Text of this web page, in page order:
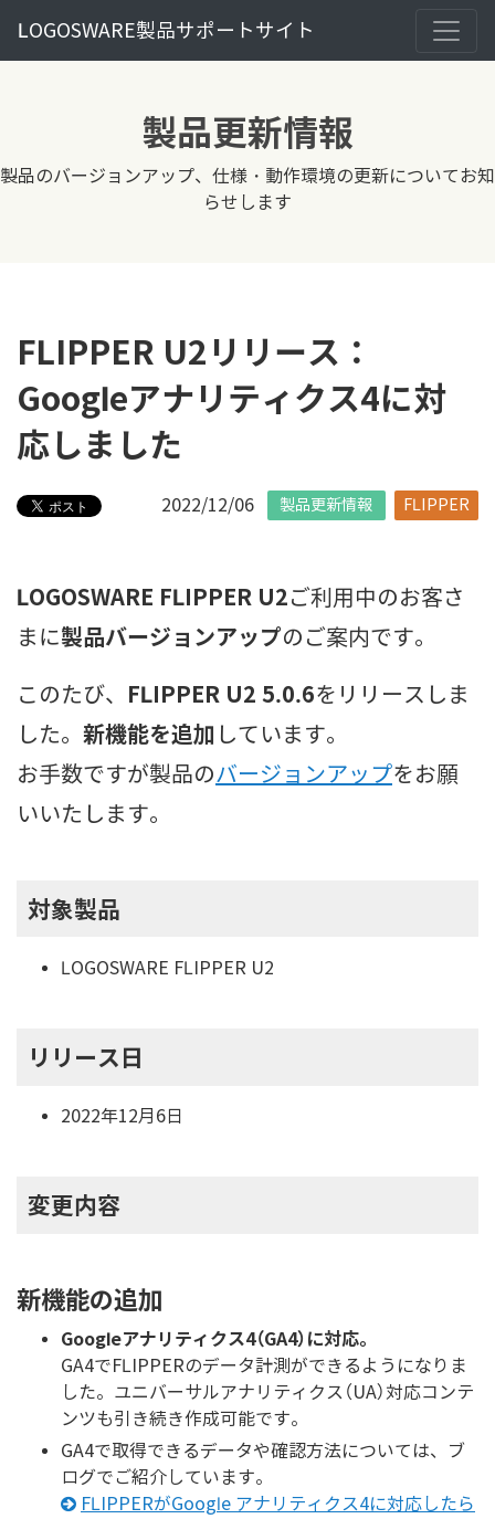
LOGOSWARE製品サポートサイト
製品更新情報
製品のバージョンアップ、仕様・動作環境の更新についてお知
らせします
FLIPPER U2リリース：
Googleアナリティクス4に対
応しました
2022/12/06 製品更新情報 FLIPPER
LOGOSWARE FLIPPER U2ご利用中のお客さ
まに製品バージョンアップのご案内です。
このたび、 FLIPPER U2 5.0.6をリリースしま
した。 新機能を追加 しています。
お手数ですが製品のバージョンアップをお願
いいたします。
対象製品
LOGOSWARE FLIPPER U2
リリース日
2022年12月6日
変更内容
新機能の追加
Googleアナリティクス4（GA4）に対応。
GA4でFLIPPERのデータ計測ができるようになりま
した。ユニバーサルアナリティクス（UA）対応コンテ
ンツも引き続き作成可能です。
GA4で取得できるデータや確認方法については、ブ
ログでご紹介しています。
FLIPPERがGoogle アナリティクス4に対応したら